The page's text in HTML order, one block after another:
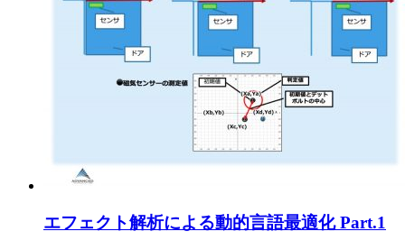
エフェクト解析による動的言語最適化 Part.1